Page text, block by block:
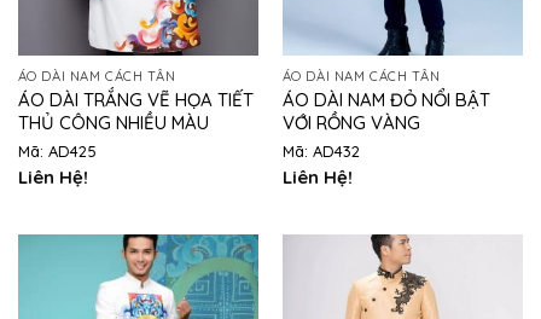
ÁO DÀI NAM CÁCH TÂN
ÁO DÀI TRẮNG VẼ HỌA TIẾT
THỦ CÔNG NHIỀU MÀU
Mã: AD425
Liên Hệ!
ÁO DÀI NAM CÁCH TÂN
ÁO DÀI NAM ĐỎ NỔI BẬT
VỚI RỒNG VÀNG
Mã: AD432
Liên Hệ!